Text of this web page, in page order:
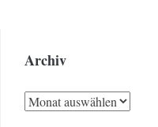
Archiv
Archiv